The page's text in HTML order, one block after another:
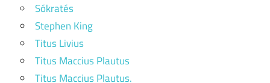
Sókratés
Stephen King
Titus Livius
Titus Maccius Plautus
Titus Maccius Plautus.